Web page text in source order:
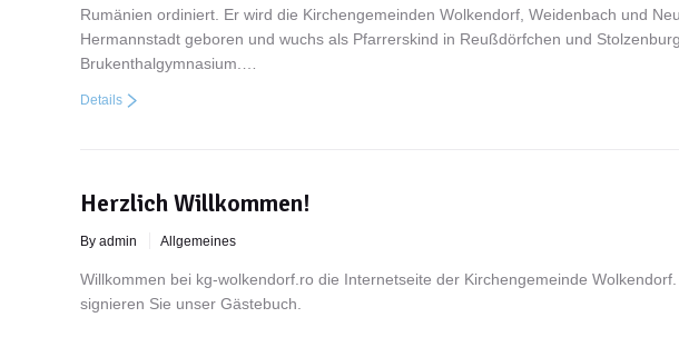
Rumänien ordiniert. Er wird die Kirchengemeinden Wolkendorf, Weidenbach und
Hermannstadt geboren und wuchs als Pfarrerskind in Reußdörfchen und
Brukenthalgymnasium.…
Details
Herzlich Willkommen!
By admin Allgemeines
Willkommen bei kg-wolkendorf.ro die Internetseite der Kirchengemeinde
signieren Sie unser Gästebuch.